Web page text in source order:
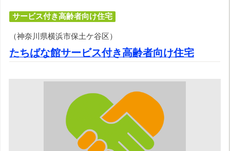
サービス付き高齢者向け住宅
（神奈川県横浜市保土ケ谷区）
たちばな館サービス付き高齢者向け住宅